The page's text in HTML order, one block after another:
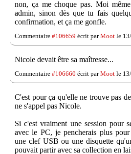
non, ça me choque pas. Moi
admin, sinon dès que tu fais
confirmation, et ça me gonfle.
Commentaire #106659 écrit parMoot le
Nicole devait être sa maîtresse...
Commentaire #106660 écrit parMoot le
C'est pour ça qu'elle ne trouve pas
ne s'appel pas Nicole.
Si c'est vraiment une session pour
avec le PC, je pencherais plus
une clef USB ou une disquette
pouvait partir avec sa collection en